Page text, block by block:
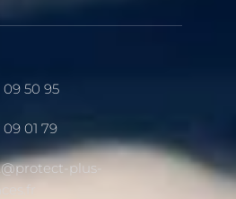
09 50 95
09 01 79
plus-